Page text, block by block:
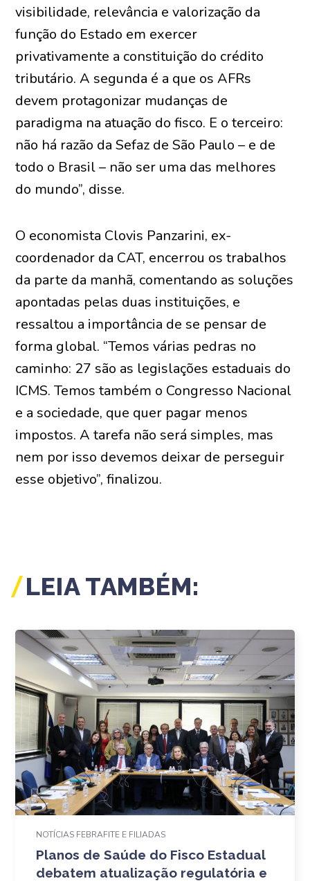
visibilidade, relevância e valorização da
função do Estado em exercer
privativamente a constituição do crédito
tributário. A segunda é a que os AFRs
devem protagonizar mudanças de
paradigma na atuação do fisco. E o terceiro:
não há razão da Sefaz de São Paulo – e de
todo o Brasil – não ser uma das melhores
do mundo”, disse.
O economista Clovis Panzarini, ex-
coordenador da CAT, encerrou os trabalhos
da parte da manhã, comentando as soluções
apontadas pelas duas instituições, e
ressaltou a importância de se pensar de
forma global. “Temos várias pedras no
caminho: 27 são as legislações estaduais do
ICMS. Temos também o Congresso Nacional
e a sociedade, que quer pagar menos
impostos. A tarefa não será simples, mas
nem por isso devemos deixar de perseguir
esse objetivo”, finalizou.
LEIA TAMBÉM:
NOTÍCIAS FEBRAFITE E FILIADAS
Planos de Saúde do Fisco Estadual
debatem atualização regulatória e